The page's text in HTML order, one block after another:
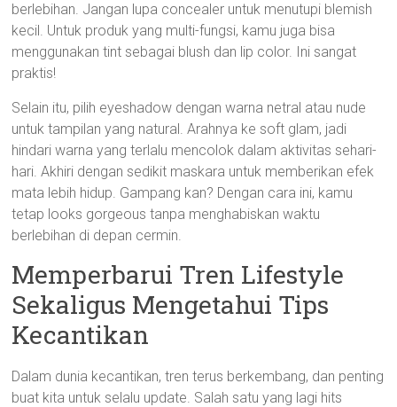
berlebihan. Jangan lupa concealer untuk menutupi blemish
kecil. Untuk produk yang multi-fungsi, kamu juga bisa
menggunakan tint sebagai blush dan lip color. Ini sangat
praktis!
Selain itu, pilih eyeshadow dengan warna netral atau nude
untuk tampilan yang natural. Arahnya ke soft glam, jadi
hindari warna yang terlalu mencolok dalam aktivitas sehari-
hari. Akhiri dengan sedikit maskara untuk memberikan efek
mata lebih hidup. Gampang kan? Dengan cara ini, kamu
tetap looks gorgeous tanpa menghabiskan waktu
berlebihan di depan cermin.
Memperbarui Tren Lifestyle
Sekaligus Mengetahui Tips
Kecantikan
Dalam dunia kecantikan, tren terus berkembang, dan penting
buat kita untuk selalu update. Salah satu yang lagi hits